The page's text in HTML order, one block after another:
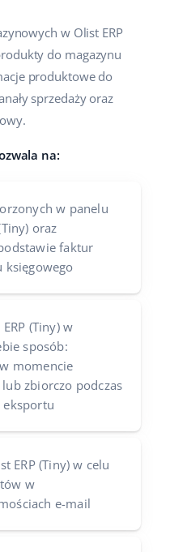
w Olist ERP
do magazynu
produktowe do
sprzedaży oraz
na:
w panelu
oraz
faktur
księgowego
(Tiny) w
sposób:
momencie
zbiorczo podczas
eksportu
ERP (Tiny) w celu
w
e-mail